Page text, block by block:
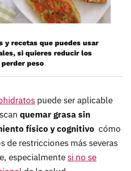
y recetas que puedes usar
si quieres reducir los
peso
puede ser aplicable
quemar grasa sin
físico y cognitivo cómo
de restricciones más severas
especialmentesi no se